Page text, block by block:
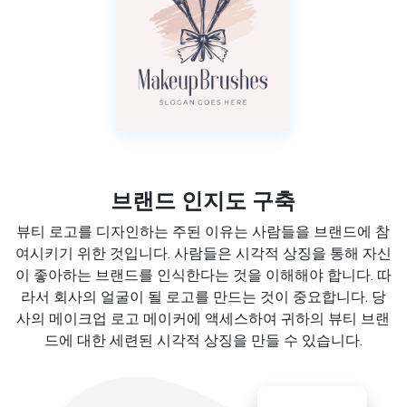
브랜드 인지도 구축
뷰티 로고를 디자인하는 주된 이유는 사람들을 브랜드에 참
여시키기 위한 것입니다. 사람들은 시각적 상징을 통해 자신
이 좋아하는 브랜드를 인식한다는 것을 이해해야 합니다. 따
라서 회사의 얼굴이 될 로고를 만드는 것이 중요합니다. 당
사의 메이크업 로고 메이커에 액세스하여 귀하의 뷰티 브랜
드에 대한 세련된 시각적 상징을 만들 수 있습니다.